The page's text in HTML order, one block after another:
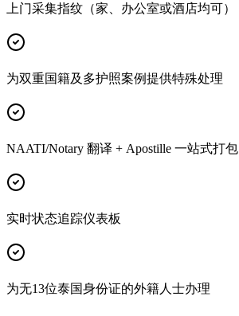
上门采集指纹（家、办公室或酒店均可）
为双重国籍及多护照案例提供特殊处理
NAATI/Notary 翻译 + Apostille 一站式打包
实时状态追踪仪表板
为无13位泰国身份证的外籍人士办理